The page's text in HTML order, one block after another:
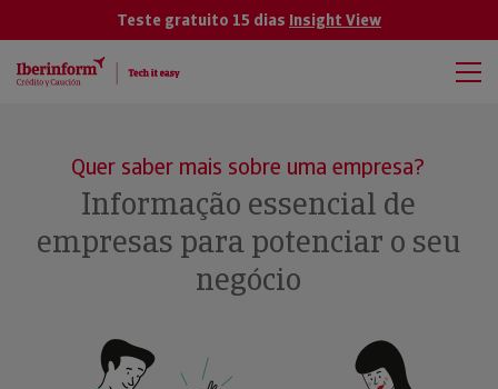
Teste gratuito 15 dias Insight View
Quer saber mais sobre uma empresa?
Informação essencial de
empresas para potenciar o seu
negócio